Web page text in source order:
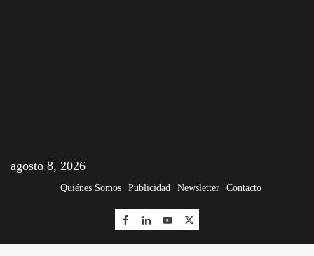
agosto 8, 2026
Quiénes Somos Publicidad Newsletter Contacto